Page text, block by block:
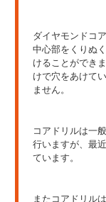
ダイヤモンドコ
中心部をくりぬ
けることができ
けで穴をあけて
ません。
コアドリルは一
行いますが、最
ています。
またコアドリル